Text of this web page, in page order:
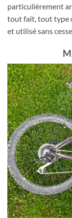
particulièrement
tout fait, tout type
et utilisé sans